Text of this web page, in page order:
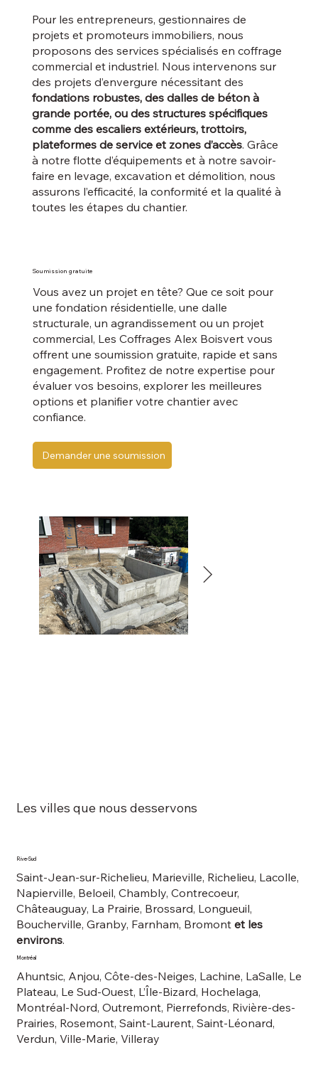
Pour les entrepreneurs, gestionnaires de
projets et promoteurs immobiliers, nous
proposons des services spécialisés en coffrage
commercial et industriel. Nous intervenons sur
des projets d’envergure nécessitant des
fondations robustes, des dalles de béton à
grande portée, ou des structures spécifiques
comme des escaliers extérieurs, trottoirs,
plateformes de service et zones d’accès. Grâce
à notre flotte d’équipements et à notre savoir-
faire en levage, excavation et démolition, nous
assurons l’efficacité, la conformité et la qualité à
toutes les étapes du chantier.
Soumission gratuite
Vous avez un projet en tête? Que ce soit pour
une fondation résidentielle, une dalle
structurale, un agrandissement ou un projet
commercial, Les Coffrages Alex Boisvert vous
offrent une soumission gratuite, rapide et sans
engagement. Profitez de notre expertise pour
évaluer vos besoins, explorer les meilleures
options et planifier votre chantier avec
confiance.
Demander une soumission
Les villes que nous desservons
Rive-Sud
Saint-Jean-sur-Richelieu, Marieville, Richelieu, Lacolle,
Napierville, Beloeil, Chambly, Contrecoeur,
Châteauguay, La Prairie, Brossard, Longueuil,
Boucherville, Granby, Farnham, Bromont et les
environs.
Montréal
Ahuntsic, Anjou, Côte-des-Neiges, Lachine, LaSalle, Le
Plateau, Le Sud-Ouest, L’Île-Bizard, Hochelaga,
Montréal-Nord, Outremont, Pierrefonds, Rivière-des-
Prairies, Rosemont, Saint-Laurent, Saint-Léonard,
Verdun, Ville-Marie, Villeray